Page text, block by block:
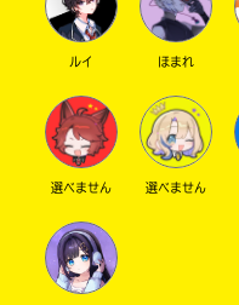
ルイ ほまれ
選べません 選べません